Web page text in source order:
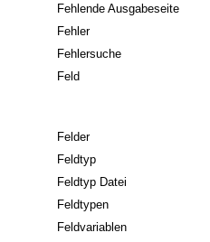
Fehlende Ausgabeseite
Fehler
Fehlersuche
Feld
Felder
Feldtyp
Feldtyp Datei
Feldtypen
Feldvariablen